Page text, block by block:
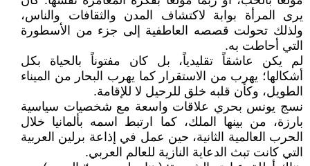
يرى المرأة بوابة لاكتشاف المدن والثقافات والناس،
ولذلك تحولت قصصه العاطفية إلى جزء من الأسطورة
التي أحاطت به.
لم يكن عاشقاً تقليدياً، بل كان مفتوناً بالحياة بكل
أشكالها؛ يهرب من الاستقرار كما يهرب البحار من الميناء
الطويل، وكأن قلبه خلق للرحيل لا للإقامة.
نسج يونس بحري علاقات واسعة مع شخصيات سياسية
بارزة، من بينها الملك، كما ارتبط اسمه بألمانيا خلال
الحرب العالمية الثانية، حين عمل في إذاعة برلين العربية
التي كانت تبث الدعاية النازية للعالم العربي.